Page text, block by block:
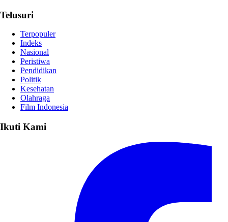
Telusuri
Terpopuler
Indeks
Nasional
Peristiwa
Pendidikan
Politik
Kesehatan
Olahraga
Film Indonesia
Ikuti Kami